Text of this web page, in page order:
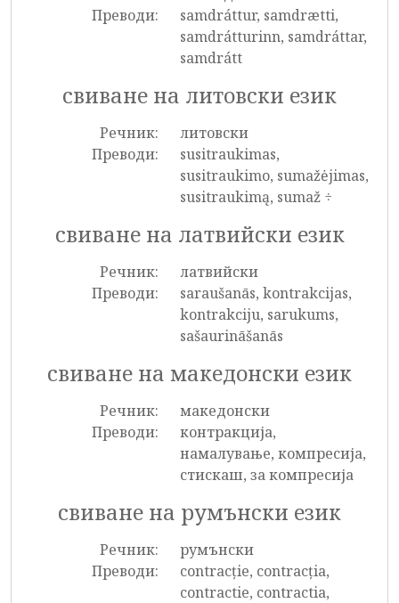
Преводи:
samdráttur, samdrætti,
samdrátturinn, samdráttar,
samdrátt
свиване на литовски език
Речник:
литовски
Преводи:
susitraukimas,
susitraukimo, sumažėjimas,
susitraukimą, sumaž ÷
свиване на латвийски език
Речник:
латвийски
Преводи:
saraušanās, kontrakcijas,
kontrakciju, sarukums,
sašaurināšanās
свиване на македонски език
Речник:
македонски
Преводи:
контракција,
намалување, компресија,
стискаш, за компресија
свиване на румънски език
Речник:
румънски
Преводи:
contracție, contracția,
contractie, contractia,